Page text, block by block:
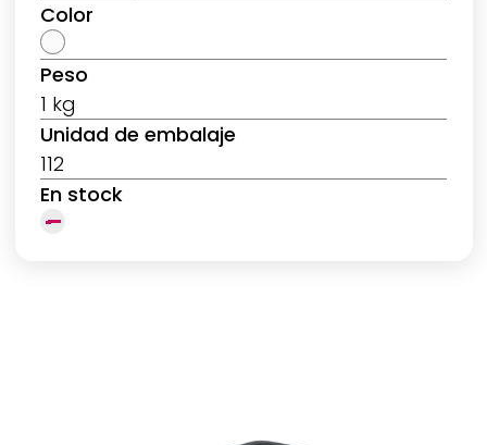
Color
Peso
1 kg
Unidad de embalaje
112
En stock